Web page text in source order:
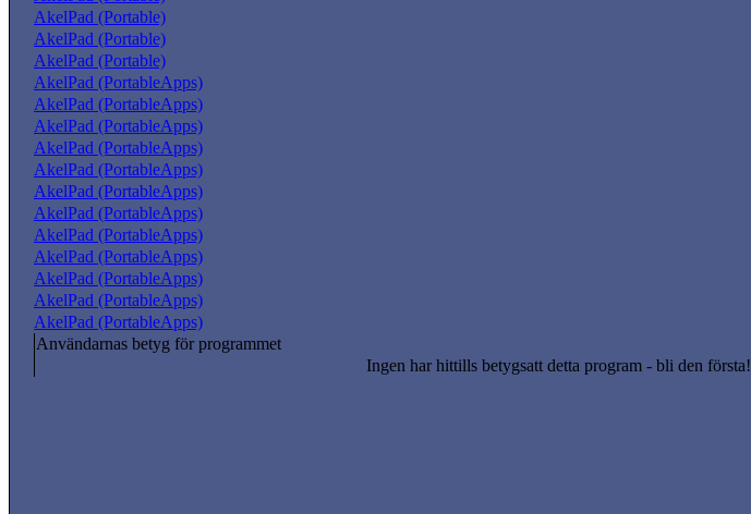
AkelPad (Portable)
AkelPad (Portable)
AkelPad (Portable)
AkelPad (PortableApps)
AkelPad (PortableApps)
AkelPad (PortableApps)
AkelPad (PortableApps)
AkelPad (PortableApps)
AkelPad (PortableApps)
AkelPad (PortableApps)
AkelPad (PortableApps)
AkelPad (PortableApps)
AkelPad (PortableApps)
AkelPad (PortableApps)
AkelPad (PortableApps)
Användarnas betyg för programmet
Ingen har hittills betygsatt detta program - bli den första!